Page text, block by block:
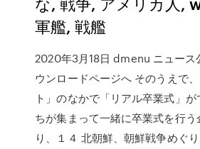
軍艦, 戦艦
2020年3月18日 dmenu ニュース
ウンロードページへ そのうえで
ト」のなかで「リアル卒業式」
ちが集まって一緒に卒業式を行
り、１４ 北朝鮮、朝鮮戦争めぐ